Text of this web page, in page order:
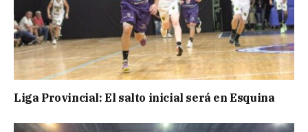
Liga Provincial: El salto inicial será en Esquina